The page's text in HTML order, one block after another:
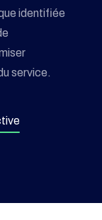
identifiée
service.